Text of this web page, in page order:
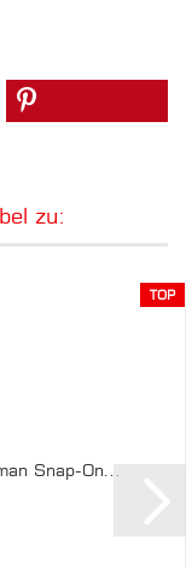
zu:
TOP
Snap-On...